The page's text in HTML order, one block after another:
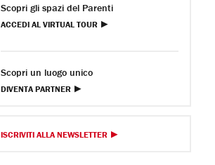
Scopri gli spazi del Parenti
ACCEDI AL VIRTUAL TOUR
Scopri un luogo unico
DIVENTA PARTNER
ISCRIVITI ALLA NEWSLETTER